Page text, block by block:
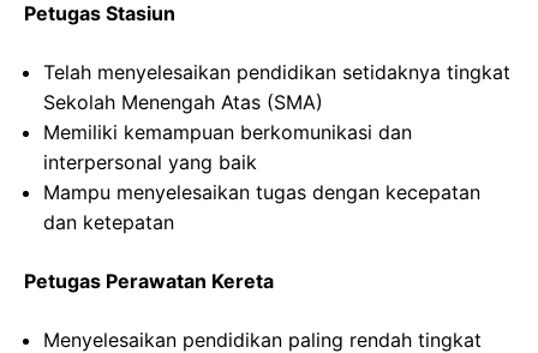
Petugas Stasiun
Telah menyelesaikan pendidikan setidaknya tingkat
Sekolah Menengah Atas (SMA)
Memiliki kemampuan berkomunikasi dan
interpersonal yang baik
Mampu menyelesaikan tugas dengan kecepatan
dan ketepatan
Petugas Perawatan Kereta
Menyelesaikan pendidikan paling rendah tingkat